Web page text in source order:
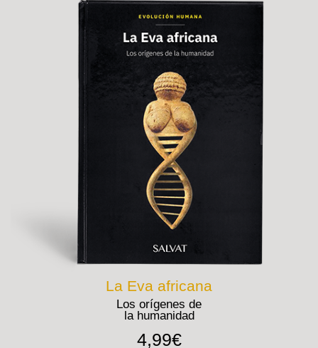
La Eva africana
Los orígenes de
la humanidad
4,99€